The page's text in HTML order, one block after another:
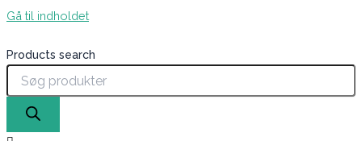
Gå til indholdet
Products search